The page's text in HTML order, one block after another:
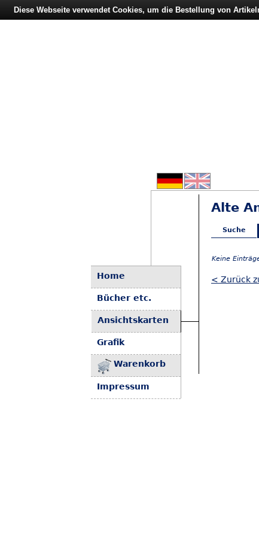
Home
Bücher etc.
Ansichtskarten
Grafik
Warenkorb
Impressum
Alte
Suche
Keine
< Zurück
Diese Webseite verwendet Cookies, um die Bestellung von